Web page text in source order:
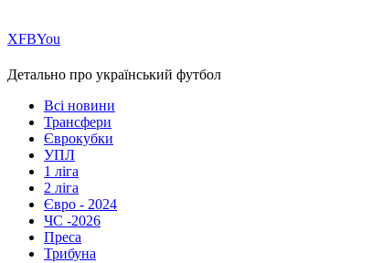
ХFBYou
Детально про український футбол
Всі новини
Трансфери
Єврокубки
УПЛ
1 ліга
2 ліга
Євро - 2024
ЧС -2026
Преса
Трибуна